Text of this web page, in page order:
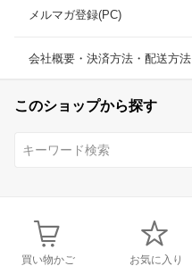
メルマガ登録(PC)
会社概要・決済方法・配送方法
このショップから探す
買い物かご お気に入り